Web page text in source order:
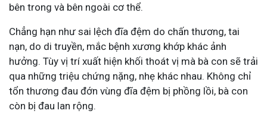
bên trong và bên ngoài cơ thể.
Chẳng hạn như sai lệch đĩa đệm do chấn thương, tai
nạn, do di truyền, mắc bệnh xương khớp khác ảnh
hưởng. Tùy vị trí xuất hiện khối thoát vị mà bà con sẽ trải
qua những triệu chứng nặng, nhẹ khác nhau. Không chỉ
tổn thương đau đớn vùng đĩa đệm bị phồng lồi, bà con
còn bị đau lan rộng.